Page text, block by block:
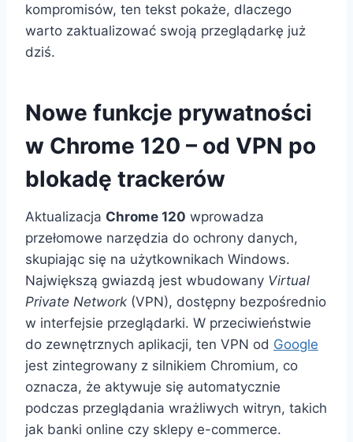
kompromisów, ten tekst pokaże, dlaczego
warto zaktualizować swoją przeglądarkę już
dziś.
Nowe funkcje prywatności
w Chrome 120 – od VPN po
blokadę trackerów
Aktualizacja Chrome 120 wprowadza
przełomowe narzędzia do ochrony danych,
skupiając się na użytkownikach Windows.
Największą gwiazdą jest wbudowany Virtual
Private Network (VPN), dostępny bezpośrednio
w interfejsie przeglądarki. W przeciwieństwie
do zewnętrznych aplikacji, ten VPN od Google
jest zintegrowany z silnikiem Chromium, co
oznacza, że aktywuje się automatycznie
podczas przeglądania wrażliwych witryn, takich
jak banki online czy sklepy e-commerce.